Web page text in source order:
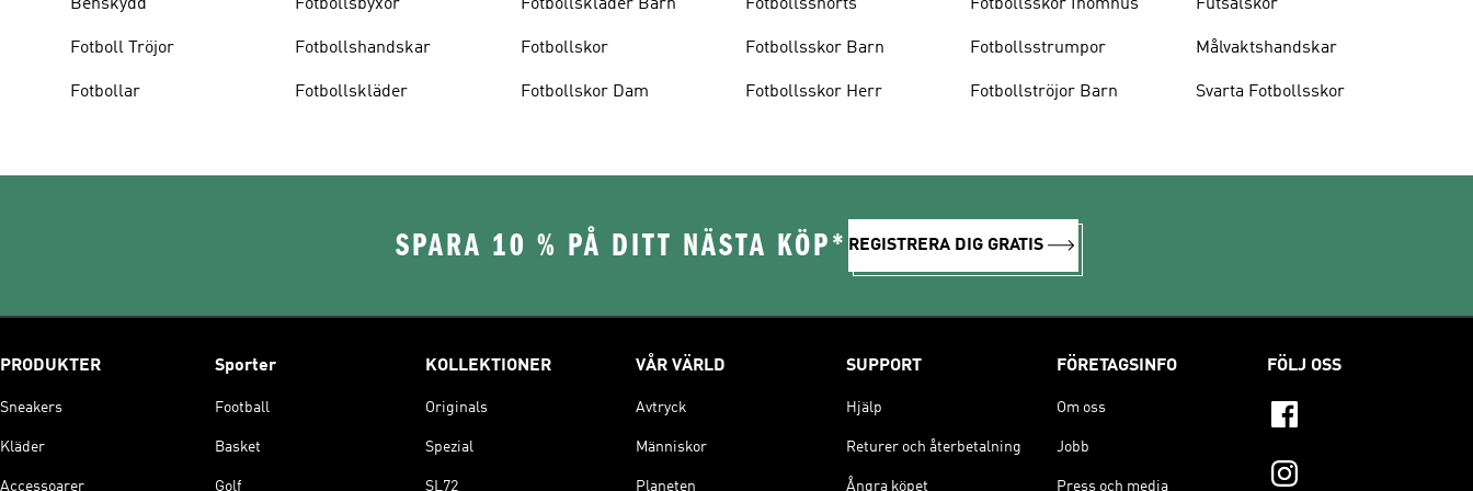
Benskydd
Fotboll Tröjor
Fotbollar
Fotbollsbyxor
Fotbollshandskar
Fotbollskläder
Fotbollskläder Barn
Fotbollskor
Fotbollskor Dam
Fotbollsshorts
Fotbollsskor Barn
Fotbollsskor Herr
Fotbollsskor Inomhus
Fotbollsstrumpor
Fotbollströjor Barn
Futsalskor
Målvaktshandskar
Svarta Fotbollsskor
SPARA 10 % PÅ DITT NÄSTA KÖP* REGISTRERA DIG GRATIS
PRODUKTER
Sneakers
Kläder
Accessoarer
Sporter
Football
Basket
Golf
KOLLEKTIONER
Originals
Spezial
SL72
VÅR VÄRLD
Avtryck
Människor
Planeten
SUPPORT
Hjälp
Returer och återbetalning
Ångra köpet
FÖRETAGSINFO
Om oss
Jobb
Press och media
FÖLJ OSS